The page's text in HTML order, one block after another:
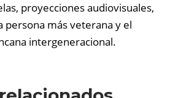
proyecciones audiovisuales,
persona más veterana y el
intergeneracional.